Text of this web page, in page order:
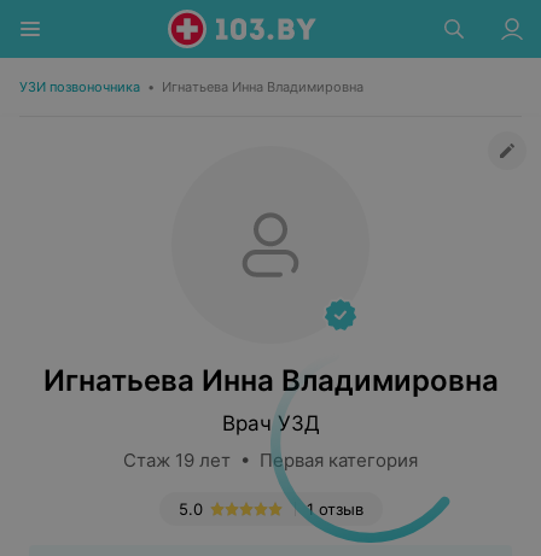
УЗИ позвоночника • Игнатьева Инна Владимировна
Игнатьева Инна Владимировна
Врач УЗД
Стаж 19 лет • Первая категория
1 отзыв
5.0